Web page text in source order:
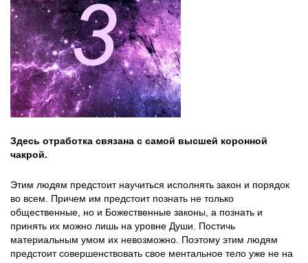
Здесь отработка связана с самой высшей коронной
чакрой.
Этим людям предстоит научиться исполнять закон и порядок
во всем. Причем им предстоит познать не только
общественные, но и Божественные законы, а познать и
принять их можно лишь на уровне Души. Постичь
материальным умом их невозможно. Поэтому этим людям
предстоит совершенствовать свое ментальное тело уже не на